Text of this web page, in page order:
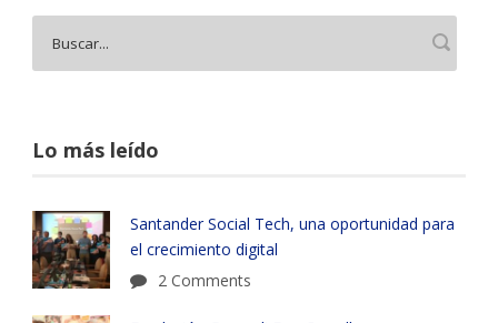
Lo más leído
Santander Social Tech, una oportunidad para
el crecimiento digital
2 Comments